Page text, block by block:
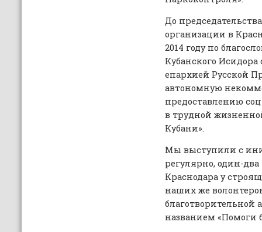
До
организации в
2014 году по
Кубанского
епархией Русской
автономную
предоставлению
в трудной
Кубани».
Мы выступили с
регулярно, один-
Краснодара у
наших же
названием «Помоги